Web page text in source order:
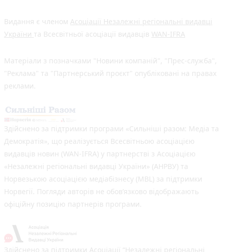
Видання є членом Асоціації Незалежні регіональні видавці
України та Всесвітньої асоціації видавців WAN-IFRA
Матеріали з позначками "Новини компаній", "Прес-служба",
"Реклама" та "Партнерський проєкт" опубліковані на правах
реклами.
Здійснено за підтримки програми «Сильніші разом: Медіа та
Демократія», що реалізується Всесвітньою асоціацією
видавців новин (WAN-IFRA) у партнерстві з Асоціацією
«Незалежні регіональні видавці України» (АНРВУ) та
Норвезькою асоціацією медіабізнесу (MBL) за підтримки
Норвегії. Погляди авторів не обов’язково відображають
офіційну позицію партнерів програми.
Здійснено за підтримки Асоціації “Незалежні регіональні